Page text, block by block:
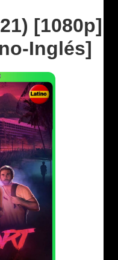
[1080p]
Inglés]